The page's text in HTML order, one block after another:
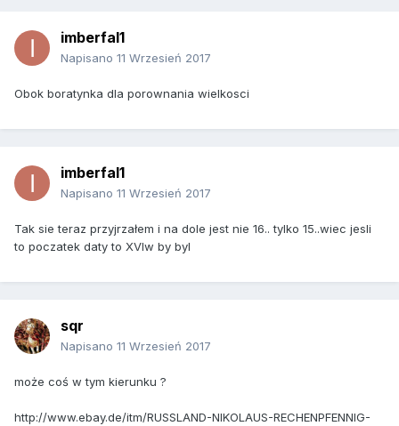
imberfal1
Napisano 11 Wrzesień 2017
Obok boratynka dla porownania wielkosci
imberfal1
Napisano 11 Wrzesień 2017
Tak sie teraz przyjrzałem i na dole jest nie 16.. tylko 15..wiec jesli
to poczatek daty to XVIw by byl
sqr
Napisano 11 Wrzesień 2017
może coś w tym kierunku ?
http://www.ebay.de/itm/RUSSLAND-NIKOLAUS-RECHENPFENNIG-